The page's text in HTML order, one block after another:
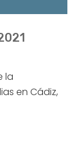
la
en Cádiz,